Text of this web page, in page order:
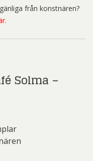
från konstnären?
Solma –